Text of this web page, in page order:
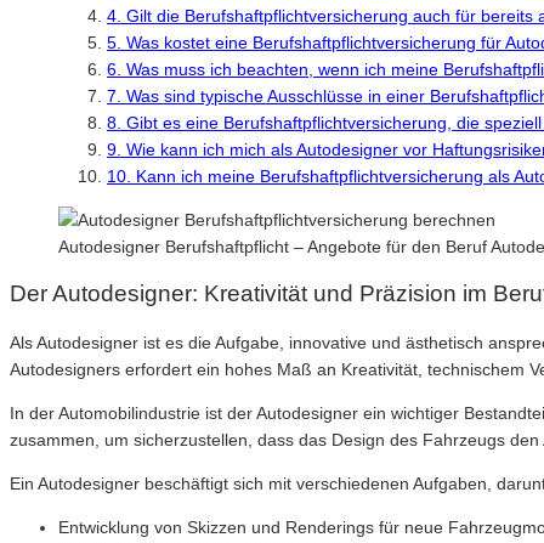
4. Gilt die Berufshaftpflichtversicherung auch für bereits
5. Was kostet eine Berufshaftpflichtversicherung für
6. Was muss ich beachten, wenn ich meine
7. Was sind typische Ausschlüsse in einer
8. Gibt es eine Berufshaftpflichtversicherung, die
9. Wie kann ich mich als Autodesigner vor
10. Kann ich meine Berufshaftpflichtversicherung als
Autodesigner Berufshaftpflicht – Angebote für den Beruf
Der Autodesigner: Kreativität und Präzision im
Als Autodesigner ist es die Aufgabe, innovative und ästhetisch
Autodesigners erfordert ein hohes Maß an Kreativität, technischem
In der Automobilindustrie ist der Autodesigner ein wichtiger
zusammen, um sicherzustellen, dass das Design des Fahrzeugs
Ein Autodesigner beschäftigt sich mit verschiedenen Aufgaben,
Entwicklung von Skizzen und Renderings für neue